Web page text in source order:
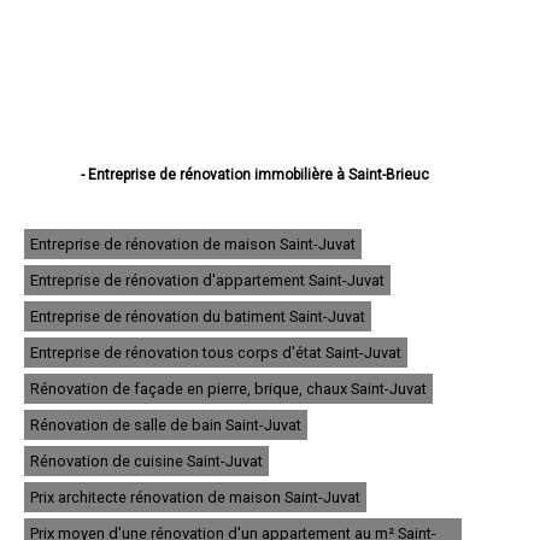
- Entreprise de rénovation immobilière à Saint-Brieuc
- Entreprise de rénovation immobilière à Lamballe
- Entreprise de rénovation immobilière à Ploufragan
- Entreprise de rénovation immobilière à Dinan
- Entreprise de rénovation immobilière à Loudéac
- Entreprise de rénovation immobilière à Paimpol
- Entreprise de rénovation immobilière à Trégueux
- Entreprise de rénovation immobilière à Guingamp
- Entreprise de rénovation immobilière à Perros-Guirec
- Entreprise de rénovation immobilière à Langueux
- Entreprise de rénovation immobilière à Plédran
- Entreprise de rénovation immobilière à Pordic
- Entreprise de rénovation immobilière à Ploumagoar
- Entreprise de rénovation immobilière à Yffiniac
- Entreprise de rénovation immobilière à Plouha
Entreprise de rénovation de maison Saint-Juvat
Entreprise de rénovation d'appartement Saint-Juvat
Entreprise de rénovation du batiment Saint-Juvat
Entreprise de rénovation tous corps d'état Saint-Juvat
Rénovation de façade en pierre, brique, chaux Saint-Juvat
Rénovation de salle de bain Saint-Juvat
Rénovation de cuisine Saint-Juvat
Prix architecte rénovation de maison Saint-Juvat
Prix moyen d'une rénovation d'un appartement au m² Saint-